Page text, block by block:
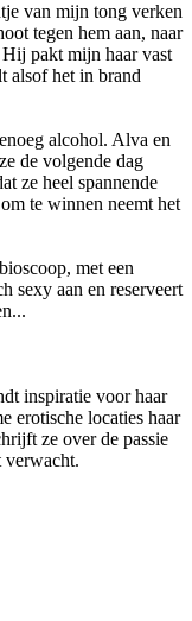
van mijn tong verken
tegen hem aan, naar
pakt mijn haar vast
alsof het in brand
alcohol. Alva en
de volgende dag
ze heel spannende
te winnen neemt het
met een
sexy aan en reserveert
inspiratie voor haar
erotische locaties haar
ze over de passie
verwacht.